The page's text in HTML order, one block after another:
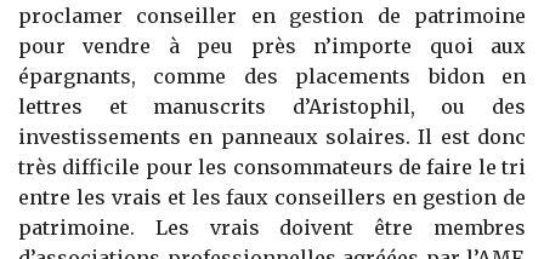
proclamer conseiller en gestion de patrimoine
pour vendre à peu près n’importe quoi aux
épargnants, comme des placements bidon en
lettres et manuscrits d’Aristophil, ou des
investissements en panneaux solaires. Il est donc
très difficile pour les consommateurs de faire le tri
entre les vrais et les faux conseillers en gestion de
patrimoine. Les vrais doivent être membres